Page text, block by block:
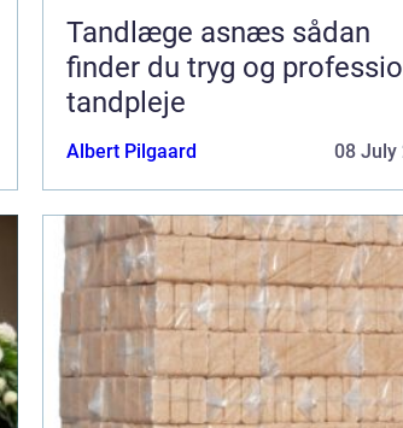
Tandlæge asnæs sådan
finder du tryg og
tandpleje
Albert Pilgaard 08 July